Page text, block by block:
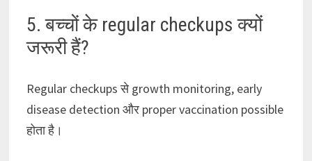
5. बच्चों के regular checkups क्यों
जरूरी हैं?
Regular checkups से growth monitoring, early
disease detection और proper vaccination possible
होता है।